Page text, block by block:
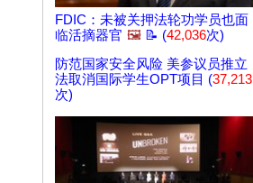
FDIC：未被关押法轮功学员也面
临活摘器官 🖼️ 📝 (42,036次)
防范国家安全风险 美参议员推立
法取消国际学生OPT项目 (37,213
次)